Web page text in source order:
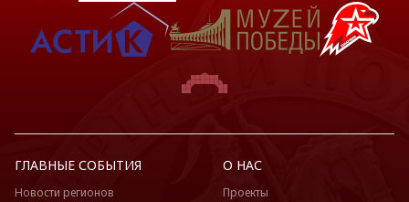
ГЛАВНЫЕ СОБЫТИЯ
Новости регионов
О НАС
Проекты